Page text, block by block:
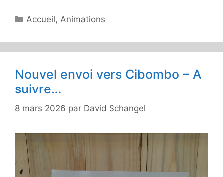
Catégories
Accueil,Animations
Nouvel envoi vers Cibombo – A
suivre…
8 mars 2026 par David Schangel